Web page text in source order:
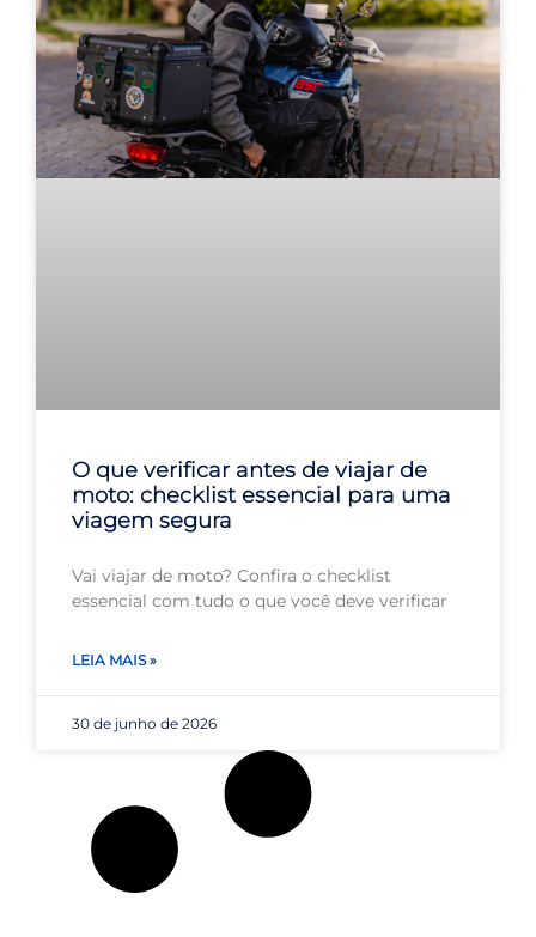
O que verificar antes de viajar de
moto: checklist essencial para uma
viagem segura
Vai viajar de moto? Confira o checklist
essencial com tudo o que você deve verificar
LEIA MAIS »
30 de junho de 2026